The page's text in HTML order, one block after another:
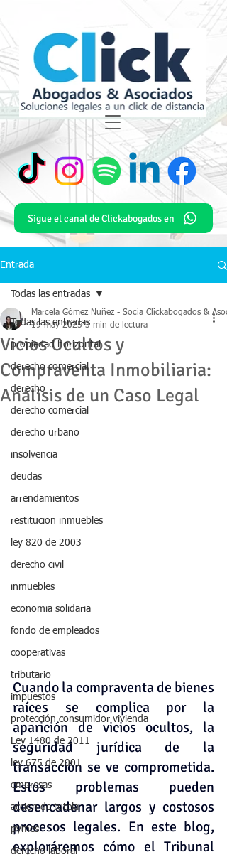
Sigue el canal de Clickabogados en
Entrada
Todas las entradas
propiedad horizontal
derecho comercial
derecho
derecho comercial
derecho urbano
insolvencia
deudas
arrendamientos
restitucion inmuebles
ley 820 de 2003
derecho civil
inmuebles
economia solidaria
fondo de empleados
cooperativas
tributario
impuestos
protección consumidor vivienda
Ley 1480 de 2011
ley 675 de 2001
empresas
accion de tutela
pymes
derecho laboral
Todas las entradas
Vicios Ocultos y
Compraventa Inmobiliaria:
Análisis de un Caso Legal
Marcela Gómez Nuñez - Socia Clickabogados &
19 may 2025 3 min de lectura
Cuando la compraventa de bienes
raíces se complica por la
aparición de vicios ocultos, la
seguridad jurídica de la
transacción se ve comprometida.
Estos problemas pueden
desencadenar largos y costosos
procesos legales. En este blog,
exploráremos cómo el Tribunal